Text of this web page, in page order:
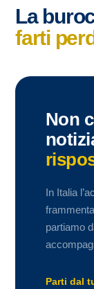
La
farti
Non
In Italia
partiamo
Parti dal